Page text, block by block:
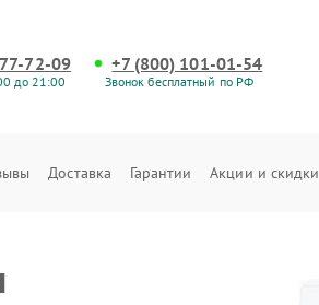
72-09
до 21:00
+7 (800) 101-01-54
Звонок бесплатный по РФ
Доставка Гарантии Акции и скидки